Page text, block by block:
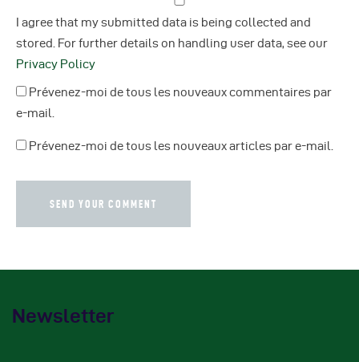
I agree that my submitted data is being collected and
stored. For further details on handling user data, see our
Privacy Policy
Prévenez-moi de tous les nouveaux commentaires par
e-mail.
Prévenez-moi de tous les nouveaux articles par e-mail.
Newsletter